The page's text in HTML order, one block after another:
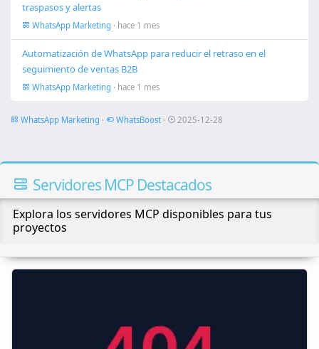
traspasos y alertas
WhatsApp Marketing · hace 1 mes
Automatización de WhatsApp para reducir el retraso en el
seguimiento de ventas B2B
WhatsApp Marketing · hace 1 mes
WhatsApp Marketing · WhatsBoost · 2025-12-28
Servidores MCP Destacados
Explora los servidores MCP disponibles para tus
proyectos